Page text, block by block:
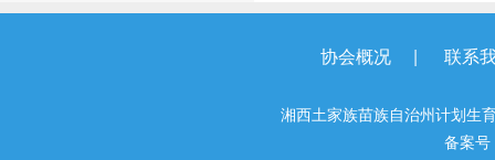
协会概况 | 联系
湘西土家族苗族自治州计划生
备案号